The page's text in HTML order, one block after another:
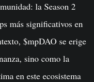
la Season 2
más significativos en
$mpDAO se erige
sino como la
en este ecosistema